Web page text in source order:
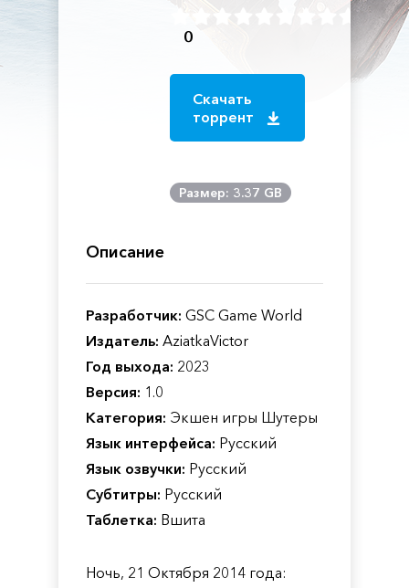
0
Скачать
торрент
Размер: 3.37 GB
Описание
Разработчик: GSC Game World
Издатель: AziatkaVictor
Год выхода: 2023
Версия: 1.0
Категория: Экшен игры Шутеры
Язык интерфейса: Русский
Язык озвучки: Русский
Субтитры: Русский
Таблетка: Вшита
Ночь, 21 Октября 2014 года: